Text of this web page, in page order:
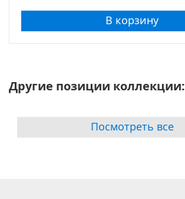
В корзину
Другие позиции коллекции:
Посмотреть все